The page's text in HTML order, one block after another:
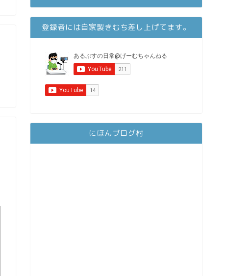
登録者には自家製きむち差し上げてます。
にほんブログ村